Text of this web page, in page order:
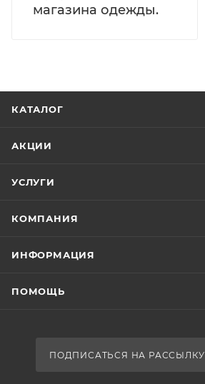
магазина одежды.
КАТАЛОГ
АКЦИИ
УСЛУГИ
КОМПАНИЯ
ИНФОРМАЦИЯ
ПОМОЩЬ
ПОДПИСАТЬСЯ НА РАССЫЛКУ